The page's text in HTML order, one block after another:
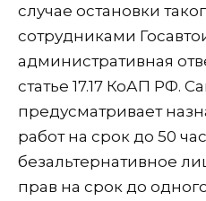
случае остановки
сотрудниками
административная
статье 17.17 КоАП РФ.
предусматривает
работ на срок до 50
безальтернативное
прав на срок до